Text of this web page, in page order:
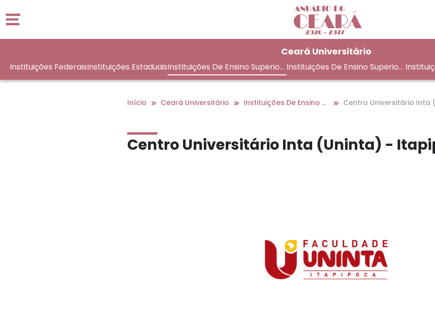
Ceará Universitário
Instituições FederaisInstituições EstaduaisInstituições De Ensino Superior
No Interior
Instituições De Ensino Superior
Na Região Metropolitana De Foem
Início Ceará Universitário Instituições De Ensino Superior No Interior
Centro Universitário Inta
Centro Universitário Inta (Uninta) -